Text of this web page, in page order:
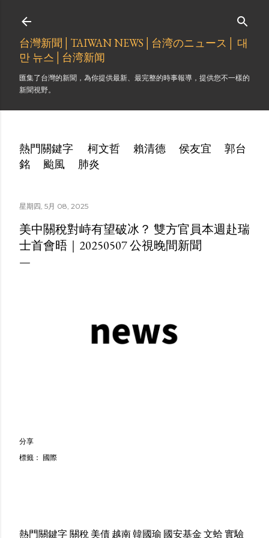
台灣新聞│TAIWAN NEWS│台湾のニュース│ 대
만 뉴스│台湾新闻
匯集了台灣的新聞，為你提供最新、最完整的時事報導，提供您不一樣的
新聞視野。
熱門關鍵字 柯文哲 賴清德 侯友宜
郭台
銘
颱風 肺炎
星期四, 5月 08, 2025
美中關稅對峙有望破冰？ 雙方官員本週赴瑞
士首會晤｜20250507 公視晚間新聞
分享
標籤： 國際
熱門關鍵字關稅美債越南韓國瑜 國安基金文蛤實驗